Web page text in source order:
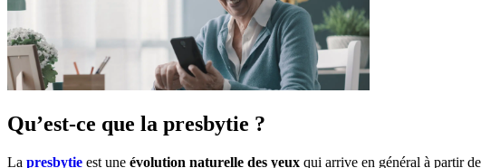
Qu’est-ce que la presbytie ?
La presbytie est une évolution naturelle des yeux qui arrive en général à partir